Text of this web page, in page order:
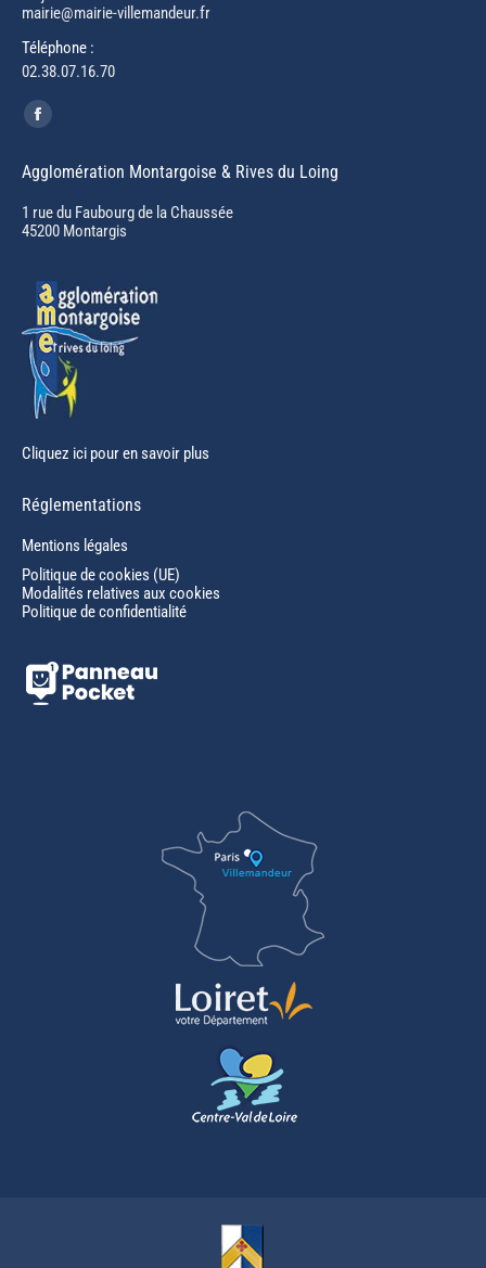
mairie@mairie-villemandeur.fr
Téléphone :
02.38.07.16.70
Trouvez nous sur :
Facebook
opens
in
new
Agglomération Montargoise & Rives du Loing
1 rue du Faubourg de la Chaussée
45200 Montargis
Cliquez ici pour en savoir plus
Réglementations
Mentions légales
Politique de cookies (UE)
Modalités relatives aux cookies
Politique de confidentialité